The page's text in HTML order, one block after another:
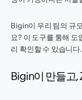
Bigin이 우리 팀의 규
요? 이 도구를 통해 도
리 확인할 수 있습니다.
Bigin이 만들고,